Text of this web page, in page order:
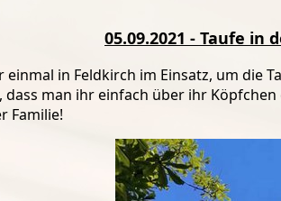
05.09.2021 - Taufe in
in Feldkirch im Einsatz, um die
dass man ihr einfach über ihr
Familie!